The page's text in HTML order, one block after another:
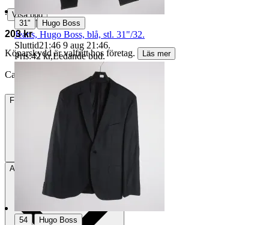
∙ Visa bud
203 kr
Köparskydd är valfritt hos företag.
Läs mer
CarBrink vann auktionen
Frakt 84 kr DSV
Avhämtning
31" | Hugo Boss
Jeans, Hugo Boss, blå, stl. 31"/32.
Sluttid21:46 9 aug 21:46.
Pris:42 kr,Ledande bud.
54 Hugo Boss